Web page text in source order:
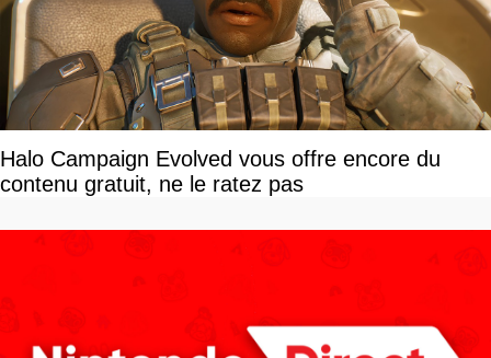
Halo Campaign Evolved vous offre encore du
contenu gratuit, ne le ratez pas